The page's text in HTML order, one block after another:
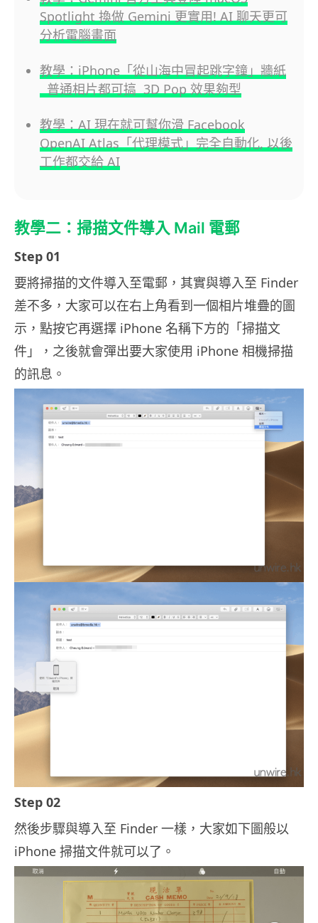
Spotlight 換做 Gemini 更實用! AI 聊天更可
分析電腦畫面
教學：iPhone「從山海中冒起跳字鐘」牆紙
普通相片都可搞 3D Pop 效果夠型
教學：AI 現在就可幫你滑 Facebook
OpenAI Atlas「代理模式」完全自動化, 以後
工作都交給 AI
教學二：掃描文件導入 Mail 電郵
Step 01
要將掃描的文件導入至電郵，其實與導入至 Finder
差不多，大家可以在右上角看到一個相片堆疊的圖
示，點按它再選擇 iPhone 名稱下方的「掃描文
件」，之後就會彈出要大家使用 iPhone 相機掃描
的訊息。
Step 02
然後步驟與導入至 Finder 一樣，大家如下圖般以
iPhone 掃描文件就可以了。